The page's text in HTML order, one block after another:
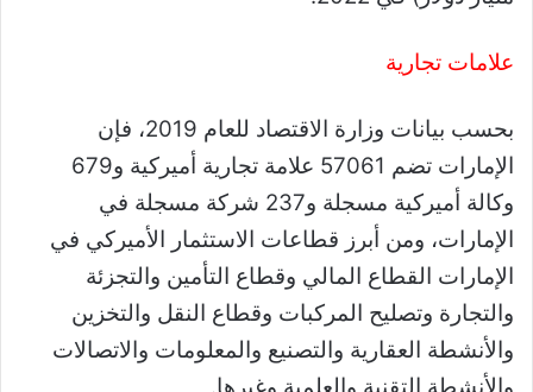
علامات تجارية
بحسب بيانات وزارة الاقتصاد للعام 2019، فإن
الإمارات تضم 57061 علامة تجارية أميركية و679
وكالة أميركية مسجلة و237 شركة مسجلة في
الإمارات، ومن أبرز قطاعات الاستثمار الأميركي في
الإمارات القطاع المالي وقطاع التأمين والتجزئة
والتجارة وتصليح المركبات وقطاع النقل والتخزين
والأنشطة العقارية والتصنيع والمعلومات والاتصالات